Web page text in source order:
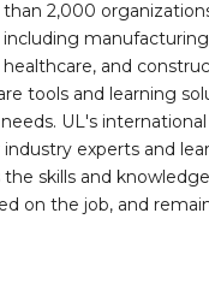
2,000
and
tools and learning
UL's
experts and
skills and
on the job, and